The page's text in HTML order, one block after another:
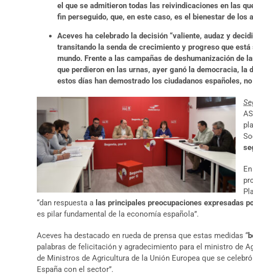
el que se admitieron todas las reivindicaciones en las
fin perseguido, que, en este caso, es el bienestar de los
Aceves ha celebrado la decisión “valiente, audaz y
transitando la senda de crecimiento y progreso que
mundo. Frente a las campañas de deshumanización de
que perdieron en las urnas, ayer ganó la democracia, la
estos días han demostrado los ciudadanos españoles,
“dan respuesta a las principales preocupaciones expresadas
es pilar fundamental de la economía española”.
Aceves ha destacado en rueda de prensa que estas medidas “
palabras de felicitación y agradecimiento para el ministro de
de Ministros de Agricultura de la Unión Europea que se
España con el sector”.